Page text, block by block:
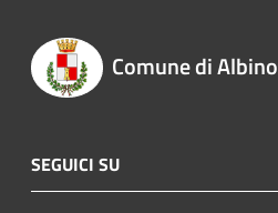
Comune di Albino
SEGUICI SU